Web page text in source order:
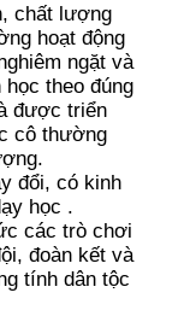
chất lượng
hoạt động
ngặt và
theo đúng
được triển
cô thường
đổi, có kinh
học .
các trò chơi
đoàn kết và
tính dân tộc